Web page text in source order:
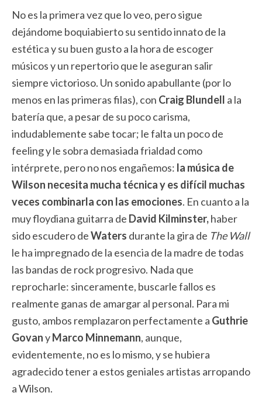
No es la primera vez que lo veo, pero sigue
dejándome boquiabierto su sentido innato de la
estética y su buen gusto a la hora de escoger
músicos y un repertorio que le aseguran salir
siempre victorioso. Un sonido apabullante (por lo
menos en las primeras filas), con Craig Blundell a la
batería que, a pesar de su poco carisma,
indudablemente sabe tocar; le falta un poco de
feeling y le sobra demasiada frialdad como
intérprete, pero no nos engañemos: la música de
Wilson necesita mucha técnica y es difícil muchas
veces combinarla con las emociones. En cuanto a la
muy floydiana guitarra de David Kilminster,haber
sido escudero deWaters durante la gira de The Wall
le ha impregnado de la esencia de la madre de todas
las bandas de rock progresivo. Nada que
reprocharle: sinceramente, buscarle fallos es
realmente ganas de amargar al personal. Para mi
gusto, ambos remplazaron perfectamente a Guthrie
GovanyMarco Minnemann, aunque,
evidentemente, no es lo mismo, y se hubiera
agradecido tener a estos geniales artistas arropando
a Wilson.